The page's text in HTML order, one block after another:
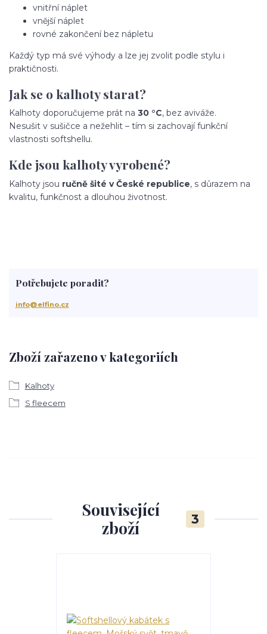
vnitřní náplet
vnější náplet
rovné zakončení bez nápletu
Každý typ má své výhody a lze jej zvolit podle stylu i
praktičnosti.
Jak se o kalhoty starat?
Kalhoty doporučujeme prát na 30 °C, bez aviváže.
Nesušit v sušičce a nežehlit – tím si zachovají funkční
vlastnosti softshellu.
Kde jsou kalhoty vyrobené?
Kalhoty jsou ručně šité v České republice, s důrazem na
kvalitu, funkčnost a dlouhou životnost.
Zboží zařazeno v kategoriích
Kalhoty
S fleecem
Potřebujete poradit?
info@elfino.cz
Související
zboží
3